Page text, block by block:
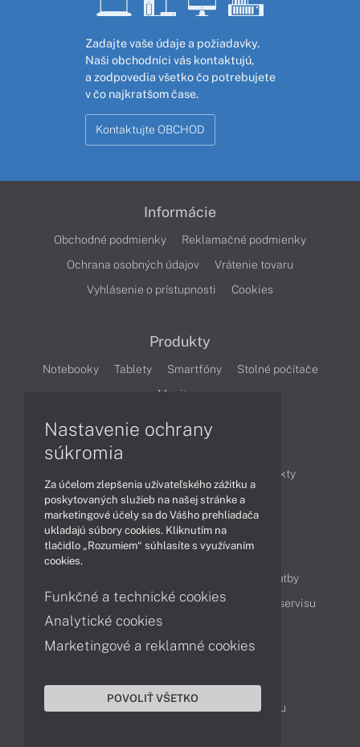
Zadajte vaše údaje a požiadavky.
Naši obchodníci vás kontaktujú,
a zodpovedia všetko čo potrebujete
v čo najkratšom čase.
Kontaktujte OBCHOD
Informácie
Obchodné podmienky
Reklamačné podmienky
Ochrana osobných údajov
Vrátenie tovaru
Vyhlásenie o prístupnosti
Cookies
Produkty
Notebooky Tablety Smartfóny
Stolné počítače
Monitory
Produkty
Technológie
Videá
Obsah
Možnosti doručenia a platby
Podpora a servis
Servisné služby Cenník servisu
Kontakty
043 4224 771
Obchodné oddelenie
Reklamácia tovaru
Nastavenie ochrany
súkromia
Za účelom zlepšenia užívateľského zážitku a
poskytovaných služieb na našej stránke a
marketingové účely sa do Vášho prehliadača
ukladajú súbory cookies. Kliknutím na
tlačidlo „Rozumiem“ súhlasíte s využívaním
cookies.
Funkčné a technické cookies
Analytické cookies
Marketingové a reklamné cookies
POVOLIŤ VŠETKO